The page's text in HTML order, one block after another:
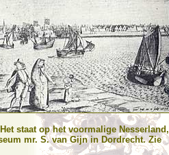
staat op het voormalige Nesserland,
mr. S. van Gijn in Dordrecht. Zie